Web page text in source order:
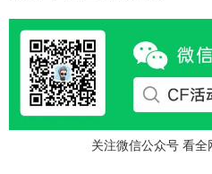
关注微信公众号 看全